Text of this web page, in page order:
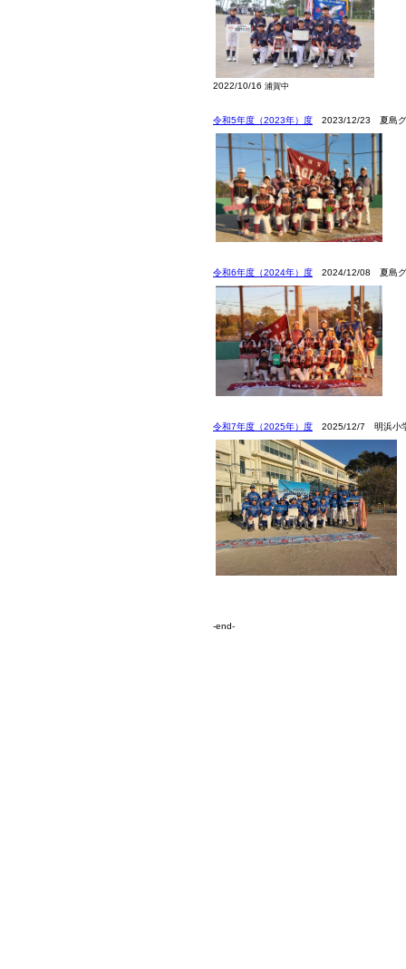
2022/10/16 浦賀中
令和5年度（2023年）度 2023/12/23 夏島グ
令和6年度（2024年）度 2024/12/08 夏島グ
令和7年度（2025年）度 2025/12/7 明浜小
-end-